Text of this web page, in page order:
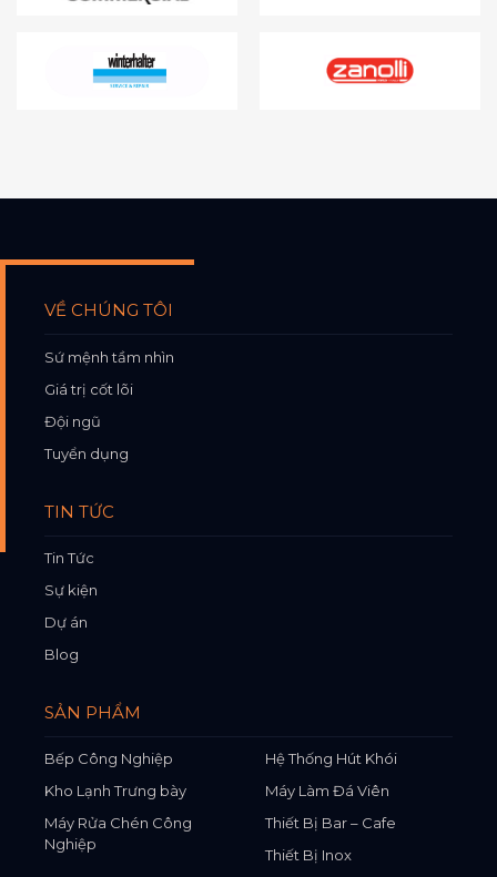
VỀ CHÚNG TÔI
Sứ mệnh tầm nhìn
Giá trị cốt lõi
Đội ngũ
Tuyển dụng
TIN TỨC
Tin Tức
Sự kiện
Dự án
Blog
SẢN PHẨM
Bếp Công Nghiệp
Hệ Thống Hút Khói
Kho Lạnh Trưng bày
Máy Làm Đá Viên
Máy Rửa Chén Công
Nghiệp
Thiết Bị Bar – Cafe
Thiết Bị Inox